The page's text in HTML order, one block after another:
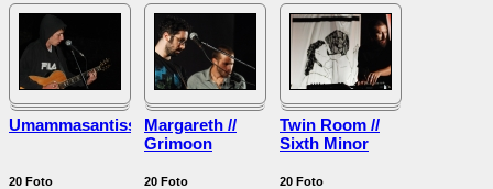
Umammasantissima
20 Foto
Margareth //
Grimoon
20 Foto
Twin Room //
Sixth Minor
20 Foto